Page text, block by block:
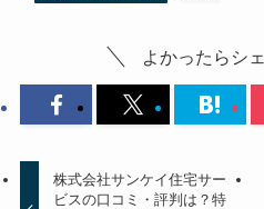
よかったらシ
株式会社サンケイ住宅サー
ビスの口コミ・評判は？特